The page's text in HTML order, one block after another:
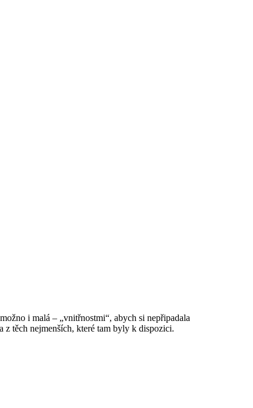
i malá – „vnitřnostmi“, abych si nepřipadala
z těch nejmenších, které tam byly k dispozici.